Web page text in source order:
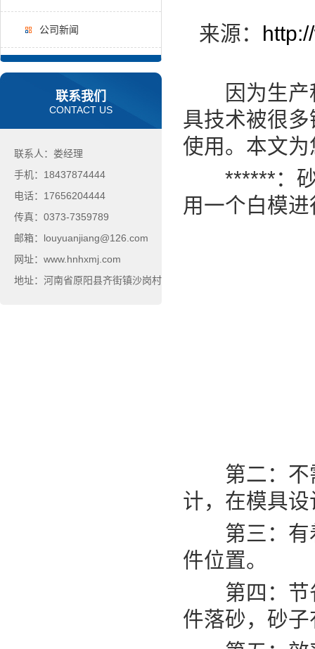
公司新闻
联系我们
CONTACT US
联系人：娄经理
手机：18437874444
电话：17656204444
传真：0373-7359789
邮箱：louyuanjiang@126.com
网址：www.hnhxmj.com
地址：河南省原阳县齐街镇沙岗村
来源：
因为生产科
具技术被很
使用。本文
******：砂
用一个白模
第二：不需
计，在模具
第三：有着
件位置。
第四：节省
件落砂，砂